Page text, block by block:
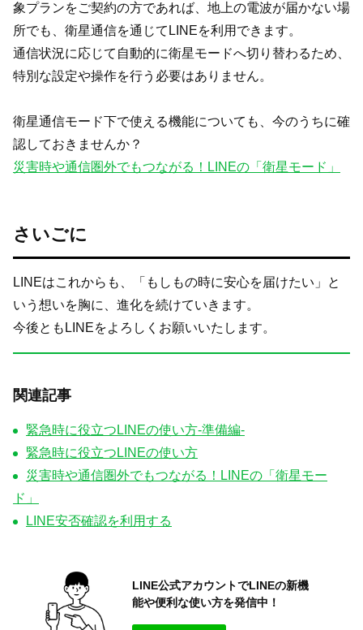
象プランをご契約の方であれば、地上の電波が届かない場
所でも、衛星通信を通じてLINEを利用できます。
通信状況に応じて自動的に衛星モードへ切り替わるため、
特別な設定や操作を行う必要はありません。
衛星通信モード下で使える機能についても、今のうちに確
認しておきませんか？
災害時や通信圏外でもつながる！LINEの「衛星モード」
さいごに
LINEはこれからも、「もしもの時に安心を届けたい」と
いう想いを胸に、進化を続けていきます。
今後ともLINEをよろしくお願いいたします。
関連記事
緊急時に役立つLINEの使い方-準備編-
緊急時に役立つLINEの使い方
災害時や通信圏外でもつながる！LINEの「衛星モー
ド」
LINE安否確認を利用する
LINE公式アカウントでLINEの新機
能や便利な使い方を発信中！